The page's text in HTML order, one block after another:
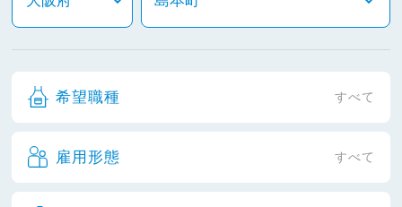
希望職種 すべて
雇用形態 すべて